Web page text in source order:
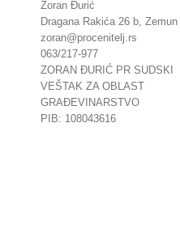
Zoran Đurić
Dragana Rakića 26 b, Zemun
zoran@procenitelj.rs
063/217-977
ZORAN ĐURIĆ PR SUDSKI
VEŠTAK ZA OBLAST
GRAĐEVINARSTVO
PIB: 108043616